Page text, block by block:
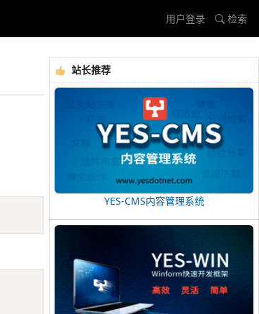
用户登录
检索
站长推荐
YES-CMS内容管理系统